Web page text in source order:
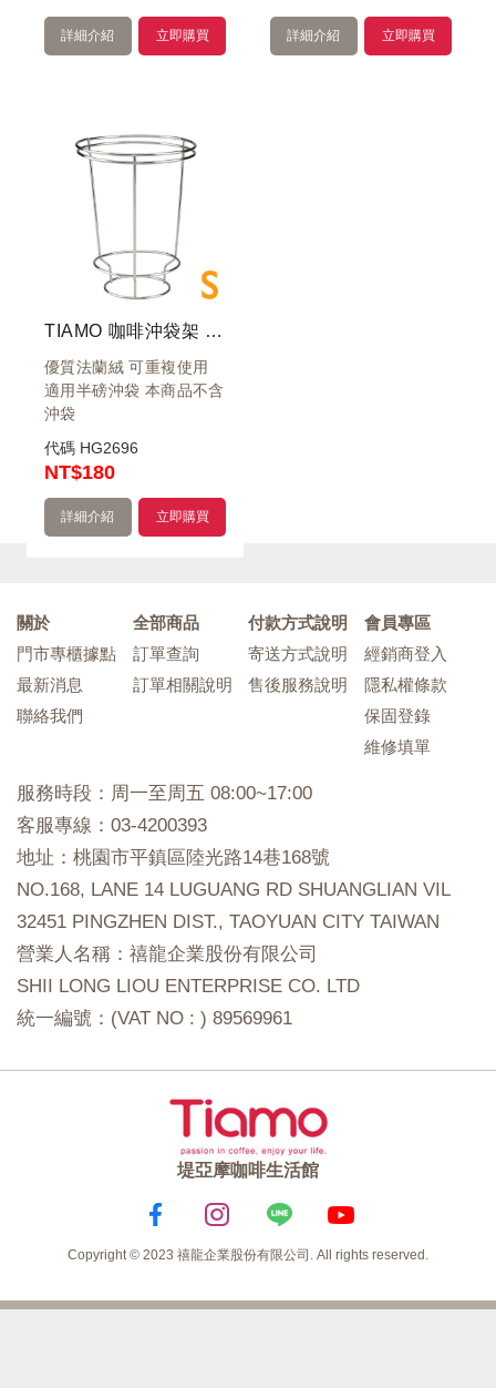
立即購買
詳細介紹 立即購買
詳細介紹
TIAMO 咖啡沖袋架 (小) 沖架
優質法蘭絨 可重複使用
適用半磅沖袋 本商品不含
沖袋
代碼 HG2696
NT$180
立即購買
詳細介紹
關於
門市專櫃據點
最新消息
聯絡我們
全部商品
訂單查詢
訂單相關說明
付款方式說明
寄送方式說明
售後服務說明
會員專區
經銷商登入
隱私權條款
保固登錄
維修填單
服務時段：周一至周五 08:00~17:00
客服專線：03-4200393
地址：桃園市平鎮區陸光路14巷168號
NO.168, LANE 14 LUGUANG RD SHUANGLIAN VIL
32451 PINGZHEN DIST., TAOYUAN CITY TAIWAN
營業人名稱：禧龍企業股份有限公司
SHII LONG LIOU ENTERPRISE CO. LTD
統一編號：(VAT NO : ) 89569961
堤亞摩咖啡生活館
Copyright © 2023 禧龍企業股份有限公司. All rights reserved.